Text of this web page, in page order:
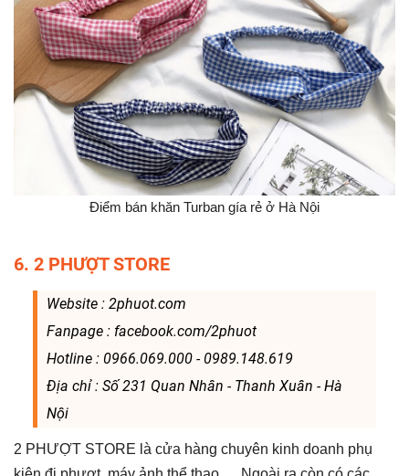
Điểm bán khăn Turban gía rẻ ở Hà Nội
6. 2 PHƯỢT STORE
Website : 2phuot.com
Fanpage : facebook.com/2phuot
Hotline : 0966.069.000 - 0989.148.619
Địa chỉ : Số 231 Quan Nhân - Thanh Xuân - Hà
Nội
2 PHƯỢT STORE là cửa hàng chuyên kinh doanh phụ